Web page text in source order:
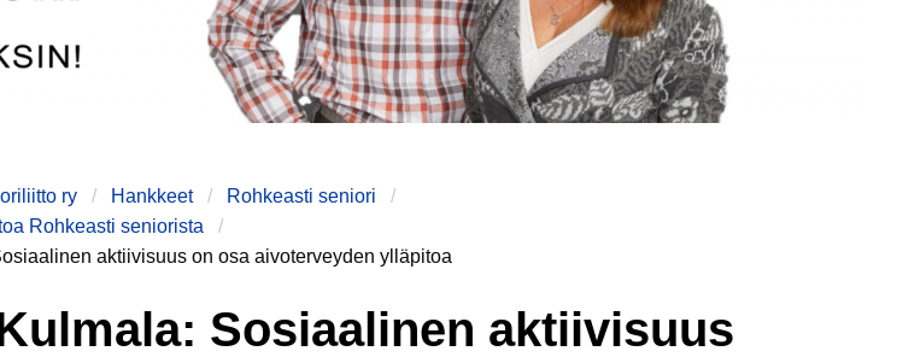
ry Hankkeet
Rohkeasti seniori
Rohkeasti seniorista
aktiivisuus on osa aivoterveyden ylläpitoa
Sosiaalinen aktiivisuus